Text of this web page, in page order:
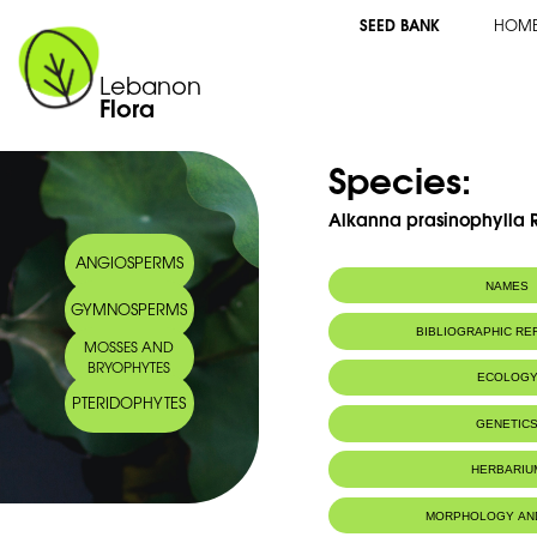
Lebanon
Flora
SEED BANK
ANGIOSPERMS
GYMNOSPERMS
MOSSES AND
BRYOPHYTES
PTERIDOPHYTES
Species:
Alkanna prasinophylla
NAMES
Common name: Orcanette à
Arabic name: أخضر الورق
BIBLIOGRAPHIC
ECOLOGY
Lebanon
Habitat : Rochers
Rare et
MORPHOLOGY